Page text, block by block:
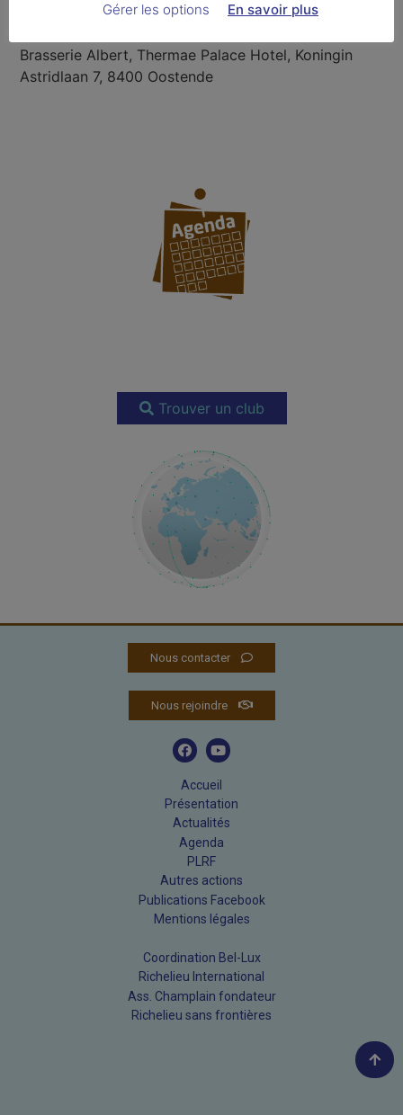
Brasserie Albert, Thermae Palace Hotel, Koningin
Astridlaan 7, 8400 Oostende
Trouver un club
Nous contacter
Nous rejoindre
Accueil
Présentation
Actualités
Agenda
PLRF
Autres actions
Publications Facebook
Mentions légales
Coordination Bel-Lux
Richelieu International
Ass. Champlain fondateur
Richelieu sans frontières
Gérer les options En savoir plus